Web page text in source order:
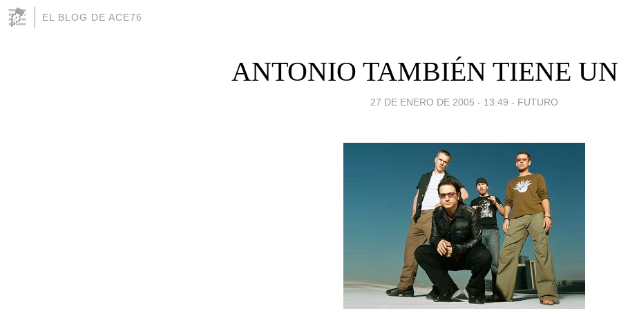
EL BLOG DE ACE76
ANTONIO TAMBIÉN TIENE
27 DE ENERO DE 2005 - 13:49 - FUTURO